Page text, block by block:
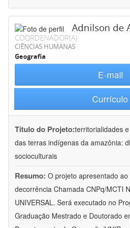
Adnilson de
COORDENADOR(A)
CIÊNCIAS HUMANAS
Geografia
E-mail
Currículo
Título do Projeto:territorialidades
das terras indígenas da amazônia:
socioculturais
Resumo: O projeto apresentado
decorrência Chamada CNPq/MCTI
UNIVERSAL. Será executado no
Graduação Mestrado e Doutorado